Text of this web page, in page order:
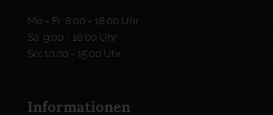
Mo - Fr: 8:00 - 18:00 Uhr
Sa: 9:00 - 16:00 Uhr
So: 10:00 - 15:00 Uhr
Informationen